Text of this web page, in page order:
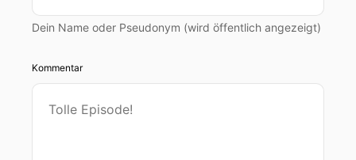
Dein Name oder Pseudonym (wird öffentlich angezeigt)
Kommentar